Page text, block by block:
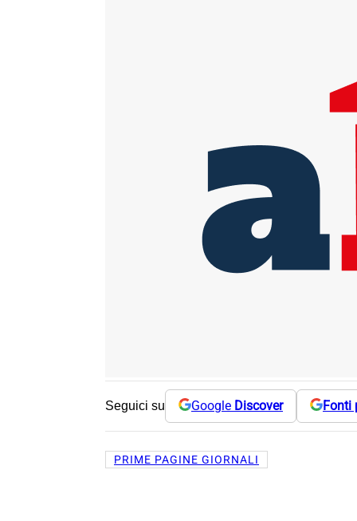
Seguici su Google Discover Fonti
PRIME PAGINE GIORNALI